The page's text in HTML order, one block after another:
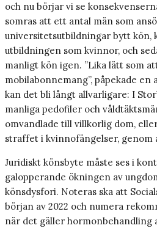
och nu börjar vi se
somras att ett antal män som
universitetsutbildningar bytt kön,
utbildningen som kvinnor, och
manligt kön igen. ”Lika lätt som
mobilabonnemang”, påpekade en
kan det bli långt allvarligare: I
manliga pedofiler och
omvandlade till villkorlig dom,
straffet i kvinnofängelser, genom
Juridiskt könsbyte måste ses i
galopperande ökningen av
könsdysfori. Noteras ska att
början av 2022 och numera
när det gäller hormonbehandling